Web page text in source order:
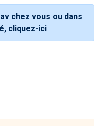
chez vous ou dans
cliquez-ici